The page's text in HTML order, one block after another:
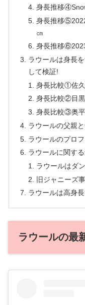
身長推移
身長推移
㎝
身長推移
ラウールは身長
して検証!
身長比較①佐
身長比較②目
身長比較③奥
ラウールの父親
ラウールのプロ
ラウールに関す
ラウールはダ
旧ジャニーズ
ラウールは高身
ラウールの最